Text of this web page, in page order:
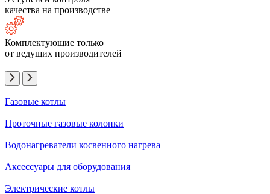
качества на производстве
Комплектующие только
от ведущих производителей
Газовые котлы
Проточные газовые колонки
Водонагреватели косвенного нагрева
Аксессуары для оборудования
Электрические котлы